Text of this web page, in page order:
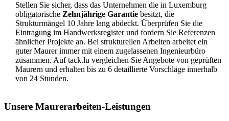
Stellen Sie sicher, dass das Unternehmen die in Luxemburg
obligatorische Zehnjährige Garantie besitzt, die
Strukturmängel 10 Jahre lang abdeckt. Überprüfen Sie die
Eintragung im Handwerksregister und fordern Sie Referenzen
ähnlicher Projekte an. Bei strukturellen Arbeiten arbeitet ein
guter Maurer immer mit einem zugelassenen Ingenieurbüro
zusammen. Auf tack.lu vergleichen Sie Angebote von geprüften
Maurern und erhalten bis zu 6 detaillierte Vorschläge innerhalb
von 24 Stunden.
Unsere Maurerarbeiten-Leistungen